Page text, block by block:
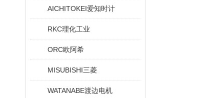
AICHITOKEI爱知时计
RKC理化工业
ORC欧阿希
MISUBISHI三菱
WATANABE渡边电机